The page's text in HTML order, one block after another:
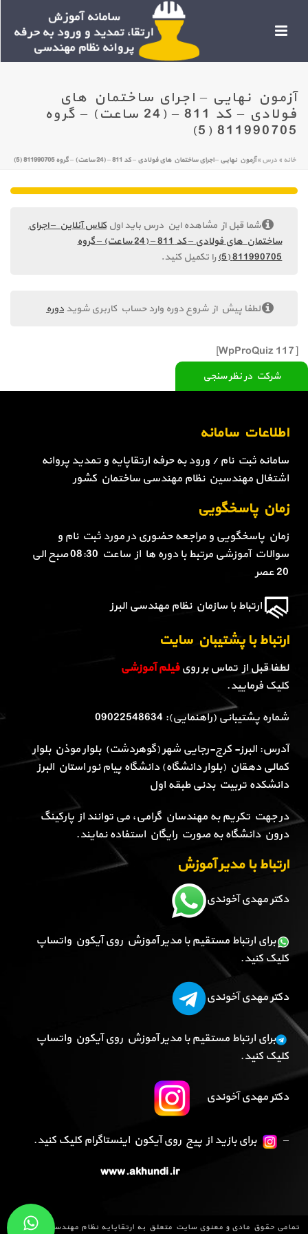
آزمون نهایی – اجرای ساختمان های
فولادی – کد 811 – (24 ساعت) – گروه
811990705 (5)
خانه »درس »آزمون نهایی – اجرای ساختمان های فولادی – کد 811 – (24 ساعت) – گروه 811990705 (5)
شرکت در نظر سنجی
شما قبل از مشاهده این درس باید اولکلاس آنلاین – اجرای
ساختمان های فولادی – کد 811 – (24 ساعت) – گروه
811990705 (5)
را تکمیل کنید.
لطفا پیش از شروع دوره وارد حساب کاربری شویددوره
[WpProQuiz 117]
اطلاعات سامانه
سامانه ثبت نام / ورود به حرفه ارتقاپایه و تمدید پروانه
اشتغال مهندسین نظام مهندسی ساختمان کشور
زمان پاسخگویی
زمان پاسخگویی و مراجعه حضوری در مورد ثبت نام و
سوالات آموزشی مرتبط با دوره ها از ساعت 08:30 صبح الی
20 عصر
ارتباط با سازمان نظام مهندسی البرز
ارتباط با پشتیبان سایت
لطفا قبل از تماس بر رویفیلم آموزشی
کلیک فرمایید.
شماره پشتیبانی (راهنمایی): 09022548634
آدرس: البرز- کرج-رجایی شهر (گوهردشت) بلوار موذن بلوار
کمالی دهقان (بلوار دانشگاه) دانشگاه پیام نور استان البرز
دانشکده تربیت بدنی طبقه اول
در جهت تکریم به مهندسان گرامی، می توانند از پارکینگ
درون دانشگاه به صورت رایگان استفاده نمایند.
ارتباط با مدیر آموزش
دکتر مهدی آخوندی
برای ارتباط مستقیم با مدیر آموزش روی آیکون واتساپ
کلیک کنید.
دکتر مهدی آخوندی
برای ارتباط مستقیم با مدیر آموزش روی آیکون واتساپ
کلیک کنید.
دکتر مهدی آخوندی
–
برای بازید از پیج روی آیکون اینستاگرام کلیک کنید.
www.akhundi.ir
تمامی حقوق مادی و معنوی سایت متعلق به ارتقاپایه نظام مهندسی
می باشد و